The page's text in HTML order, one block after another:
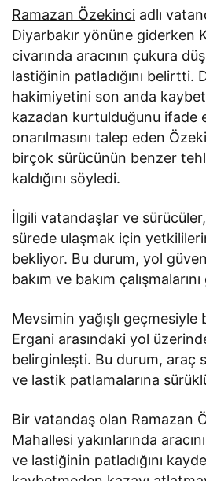
Ramazan Özekinci adlı
Diyarbakır yönüne giderken
civarında aracının çukura
lastiğinin patladığını belirtti.
hakimiyetini son anda
kazadan kurtulduğunu ifade
onarılmasını talep eden
birçok sürücünün benzer
kaldığını söyledi.
İlgili vatandaşlar ve
sürede ulaşmak için
bekliyor. Bu durum, yol
bakım ve bakım
Mevsimin yağışlı
Ergani arasındaki yol
belirginleşti. Bu durum, araç
ve lastik patlamalarına
Bir vatandaş olan Ramazan
Mahallesi yakınlarında
ve lastiğinin patladığını